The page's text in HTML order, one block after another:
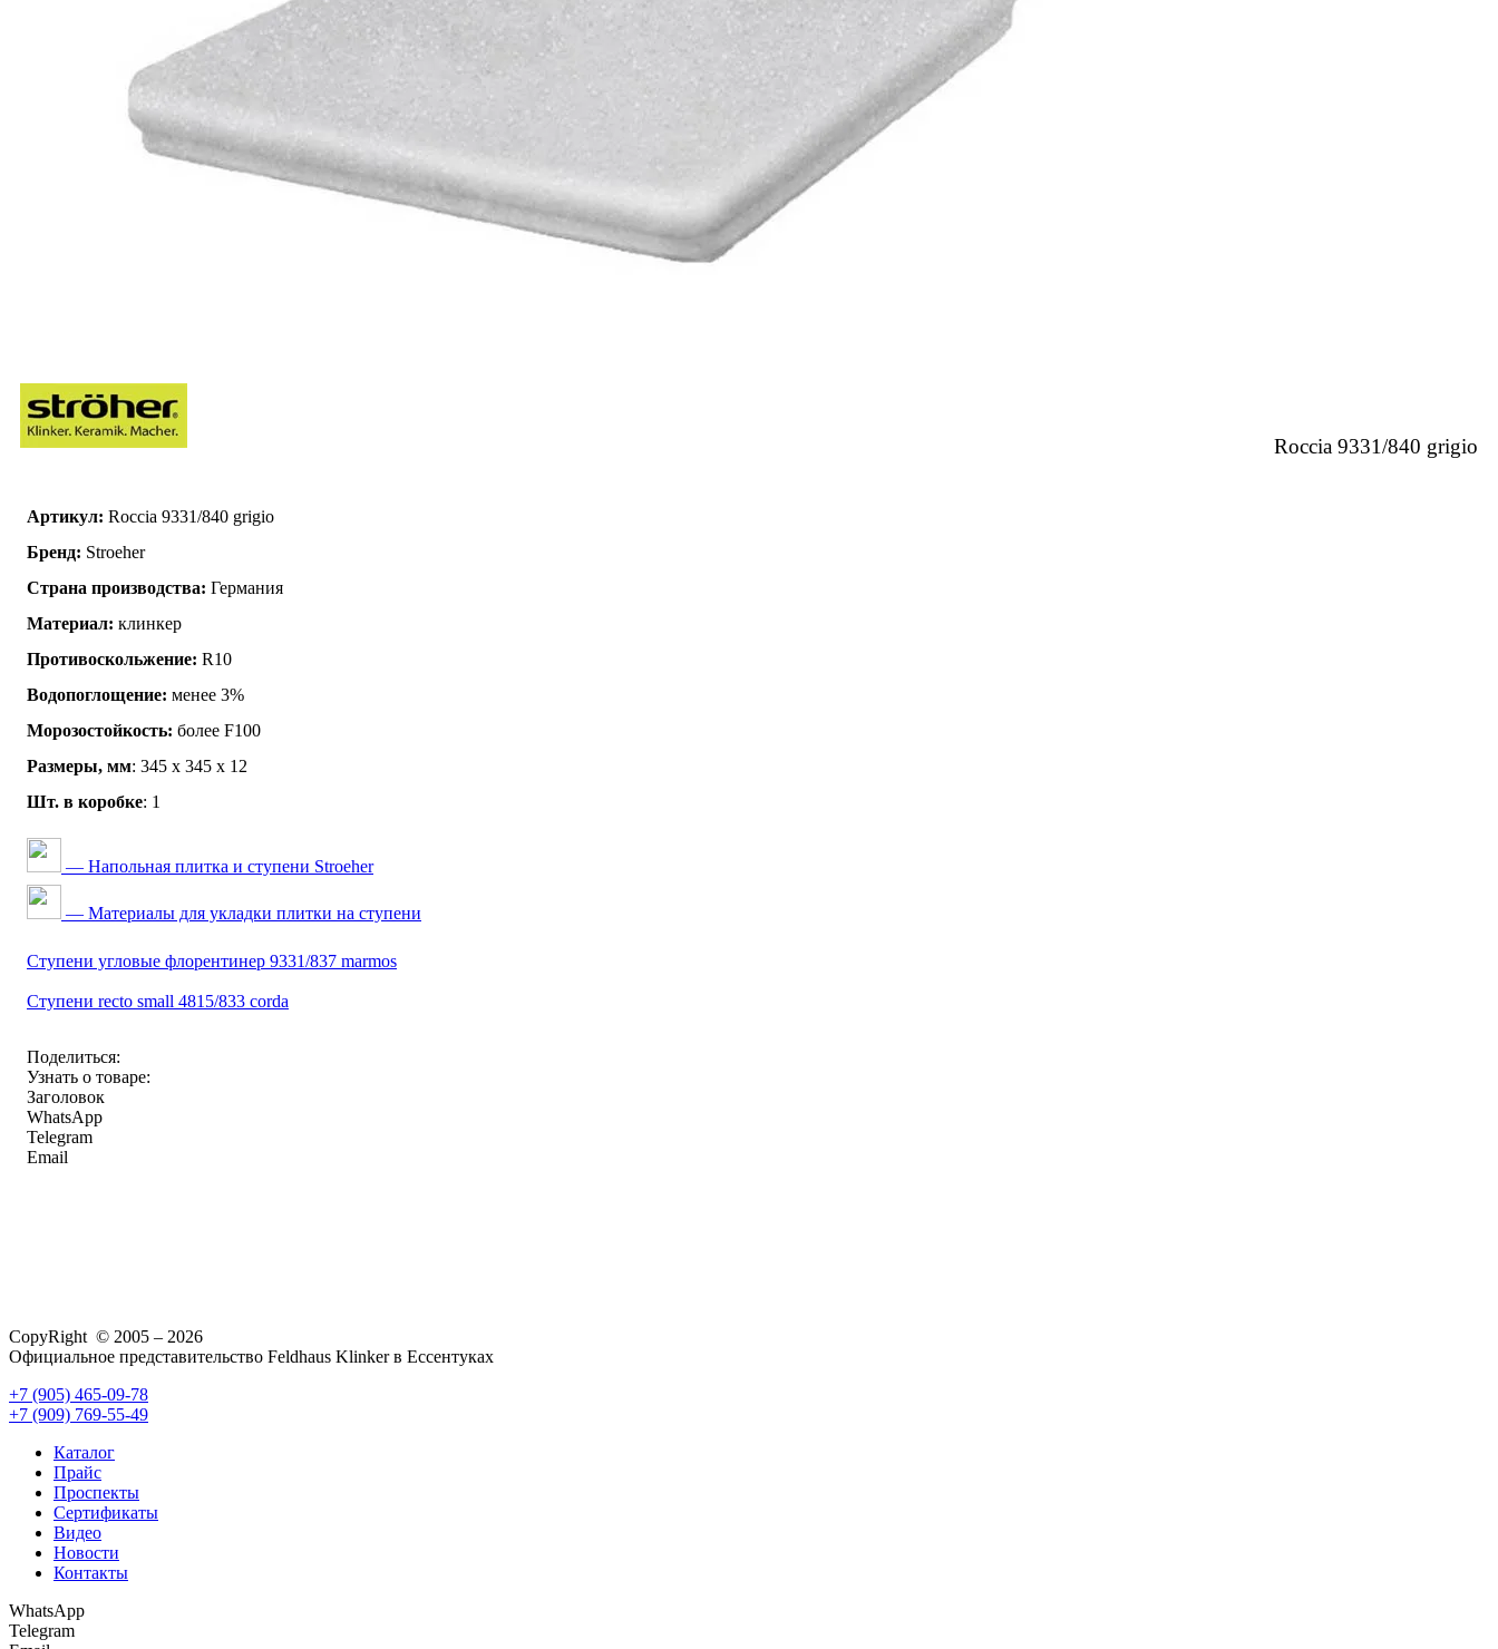
Roccia 9331/840 grigio
Артикул: Roccia 9331/840 grigio
Бренд: Stroeher
Страна производства: Германия
Материал: клинкер
Противоскольжение: R10
Водопоглощение: менее 3%
Морозостойкость: более F100
Размеры, мм: 345 х 345 х 12
Шт. в коробке: 1
— Напольная плитка и ступени Stroeher
— Материалы для укладки плитки на ступени
Ступени угловые флорентинер 9331/837 marmos
Ступени recto small 4815/833 corda
Поделиться:
Узнать о товаре:
Заголовок
WhatsApp
Telegram
Email
CopyRight © 2005 – 2026
Официальное представительство Feldhaus Klinker в Ессентуках
+7 (905) 465-09-78
+7 (909) 769-55-49
Каталог
Прайс
Проспекты
Сертификаты
Видео
Новости
Контакты
WhatsApp
Telegram